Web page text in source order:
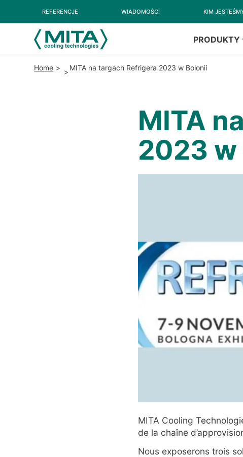
REFERENCJE WIADOMOŚCI KIM
PRODUKTY
Home MITA na targach Refrigera 2023 w Bolonii
MITA
2023 w
MITA Cooling
de la chaîne
Nous exposerons trois